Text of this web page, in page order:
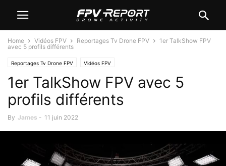
Home Vidéos FPV Reportages Tv Drone FPV
1er TalkShow FPV
avec 5 profils différents
Reportages Tv Drone FPV Vidéos FPV
1er TalkShow FPV avec 5
profils différents
By James - 11 juin 2022